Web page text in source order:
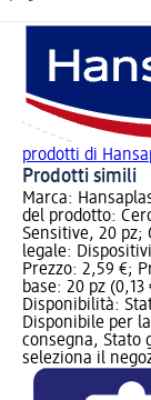
prodotti di
Prodotti simili
Marca:
del prodotto:
Sensitive, 20 pz;
legale:
Prezzo: 2,59 €;
base: 20 pz (0,13
Disponibilità:
Disponibile per la
consegna, Stato
seleziona il